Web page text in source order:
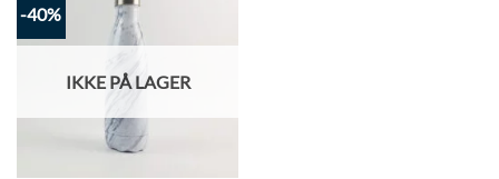
-40%
IKKE PÅ LAGER